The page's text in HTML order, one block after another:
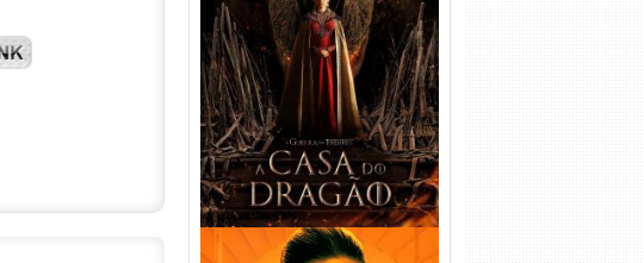
A Casa do Dragão 1ª
Temporada Torrent (2022)
WEB-DL 720p/1080p Dual
Áudio